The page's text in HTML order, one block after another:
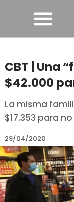
CBT | Una
$42.000
La misma
$17.353 para
29/04/2020